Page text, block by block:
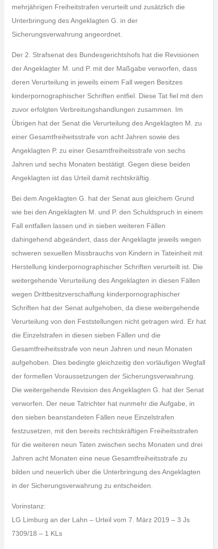
mehrjährigen Freiheitstrafen verurteilt und zusätzlich die
Unterbringung des Angeklagten G. in der
Sicherungsverwahrung angeordnet.
Der 2. Strafsenat des Bundesgerichtshofs hat die Revisionen
der Angeklagter M. und P. mit der Maßgabe verworfen, dass
deren Verurteilung in jeweils einem Fall wegen Besitzes
kinderpornographischer Schriften entfiel. Diese Tat fiel mit den
zuvor erfolgten Verbreitungshandlungen zusammen. Im
Übrigen hat der Senat die Verurteilung des Angeklagten M. zu
einer Gesamtfreiheitsstrafe von acht Jahren sowie des
Angeklagten P. zu einer Gesamtfreiheitsstrafe von sechs
Jahren und sechs Monaten bestätigt. Gegen diese beiden
Angeklagten ist das Urteil damit rechtskräftig.
Bei dem Angeklagten G. hat der Senat aus gleichem Grund
wie bei den Angeklagten M. und P. den Schuldspruch in einem
Fall entfallen lassen und in sieben weiteren Fällen
dahingehend abgeändert, dass der Angeklagte jeweils wegen
schweren sexuellen Missbrauchs von Kindern in Tateinheit mit
Herstellung kinderpornographischer Schriften verurteilt ist. Die
weitergehende Verurteilung des Angeklagten in diesen Fällen
wegen Drittbesitzverschaffung kinderpornographischer
Schriften hat der Senat aufgehoben, da diese weitergehende
Verurteilung von den Feststellungen nicht getragen wird. Er hat
die Einzelstrafen in diesen sieben Fällen und die
Gesamtfreiheitsstrafe von neun Jahren und neun Monaten
aufgehoben. Dies bedingte gleichzeitig den vorläufigen Wegfall
der formellen Voraussetzungen der Sicherungsverwahrung.
Die weitergehende Revision des Angeklagten G. hat der Senat
verworfen. Der neue Tatrichter hat nunmehr die Aufgabe, in
den sieben beanstandeten Fällen neue Einzelstrafen
festzusetzen, mit den bereits rechtskräftigen Freiheitsstrafen
für die weiteren neun Taten zwischen sechs Monaten und drei
Jahren acht Monaten eine neue Gesamtfreiheitsstrafe zu
bilden und neuerlich über die Unterbringung des Angeklagten
in der Sicherungsverwahrung zu entscheiden.
Vorinstanz:
LG Limburg an der Lahn – Urteil vom 7. März 2019 – 3 Js
7309/18 – 1 KLs